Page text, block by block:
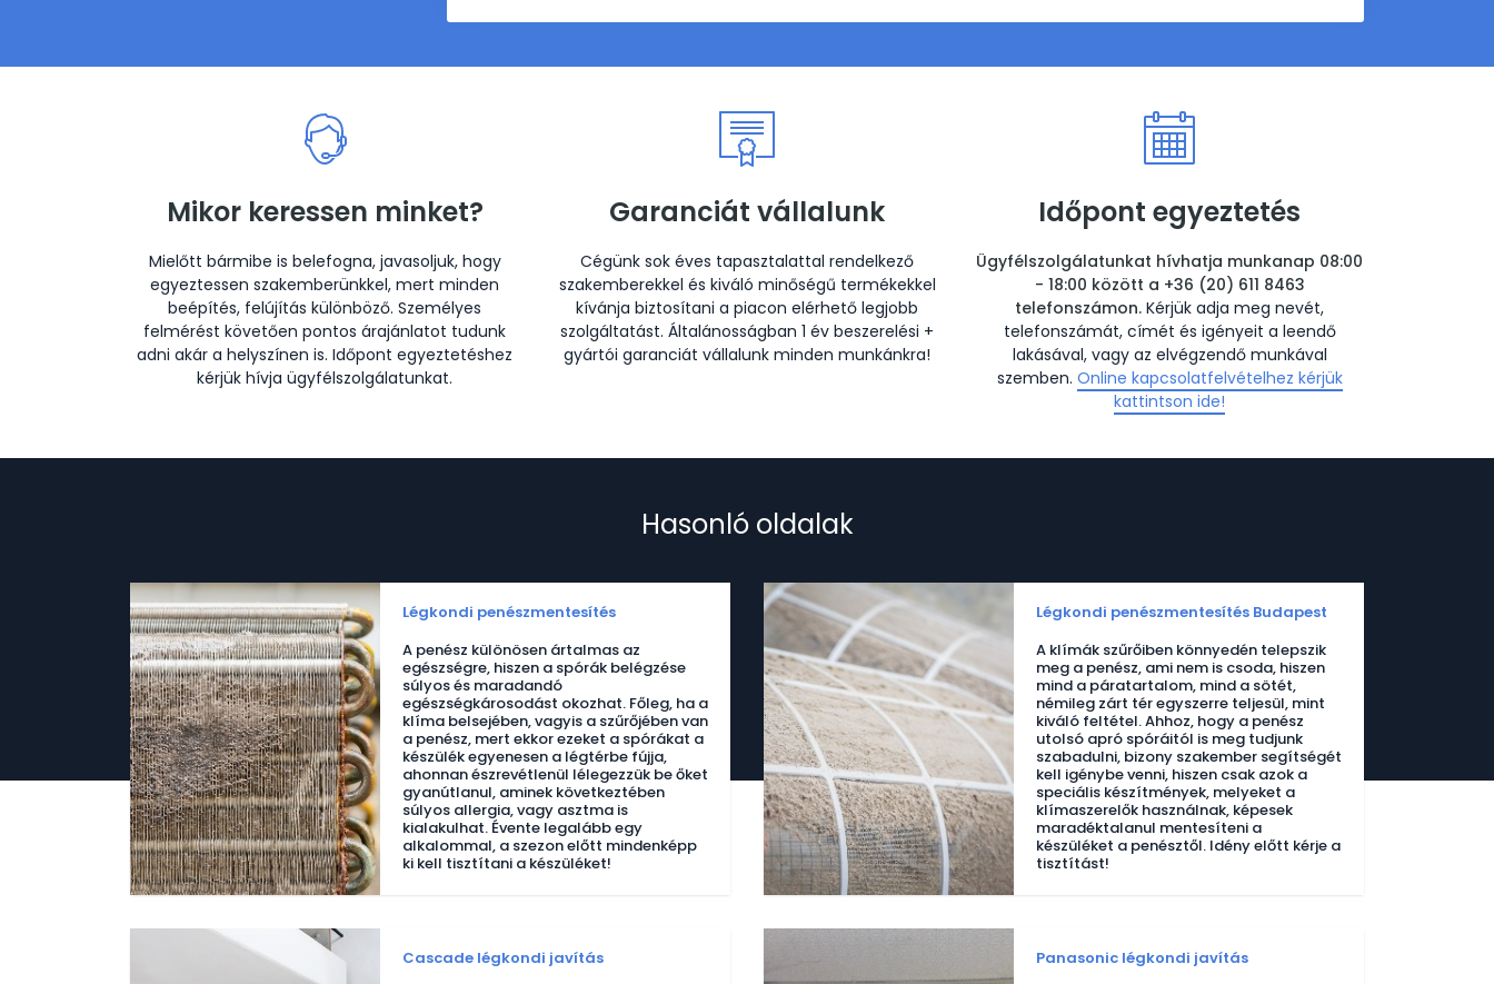
Mikor keressen minket?
Mielőtt bármibe is belefogna, javasoljuk, hogy
egyeztessen szakemberünkkel, mert minden
beépítés, felújítás különböző. Személyes
felmérést követően pontos árajánlatot tudunk
adni akár a helyszínen is. Időpont egyeztetéshez
kérjük hívja ügyfélszolgálatunkat.
Garanciát vállalunk
Cégünk sok éves tapasztalattal rendelkező
szakemberekkel és kiváló minőségű termékekkel
kívánja biztosítani a piacon elérhető legjobb
szolgáltatást. Általánosságban 1 év beszerelési +
gyártói garanciát vállalunk minden munkánkra!
Időpont egyeztetés
Ügyfélszolgálatunkat hívhatja munkanap 08:00
- 18:00 között a +36 (20) 611 8463
telefonszámon. Kérjük adja meg nevét,
telefonszámát, címét és igényeit a leendő
lakásával, vagy az elvégzendő munkával
szemben. Online kapcsolatfelvételhez kérjük
kattintson ide!
Hasonló oldalak
Légkondi penészmentesítés
A penész különösen ártalmas az
egészségre, hiszen a spórák belégzése
súlyos és maradandó
egészségkárosodást okozhat. Főleg, ha a
klíma belsejében, vagyis a szűrőjében van
a penész, mert ekkor ezeket a spórákat a
készülék egyenesen a légtérbe fújja,
ahonnan észrevétlenül lélegezzük be őket
gyanútlanul, aminek következtében
súlyos allergia, vagy asztma is
kialakulhat. Évente legalább egy
alkalommal, a szezon előtt mindenképp
ki kell tisztítani a készüléket!
Légkondi penészmentesítés Budapest
A klímák szűrőiben könnyedén telepszik
meg a penész, ami nem is csoda, hiszen
mind a páratartalom, mind a sötét,
némileg zárt tér egyszerre teljesül, mint
kiváló feltétel. Ahhoz, hogy a penész
utolsó apró spóráitól is meg tudjunk
szabadulni, bizony szakember segítségét
kell igénybe venni, hiszen csak azok a
speciális készítmények, melyeket a
klímaszerelők használnak, képesek
maradéktalanul mentesíteni a
készüléket a penésztől. Idény előtt kérje a
tisztítást!
Cascade légkondi javítás
Panasonic légkondi javítás